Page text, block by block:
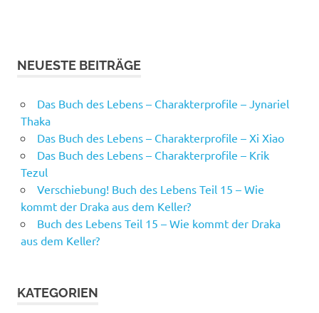
NEUESTE BEITRÄGE
Das Buch des Lebens – Charakterprofile – Jynariel
Thaka
Das Buch des Lebens – Charakterprofile – Xi Xiao
Das Buch des Lebens – Charakterprofile – Krik
Tezul
Verschiebung! Buch des Lebens Teil 15 – Wie
kommt der Draka aus dem Keller?
Buch des Lebens Teil 15 – Wie kommt der Draka
aus dem Keller?
KATEGORIEN